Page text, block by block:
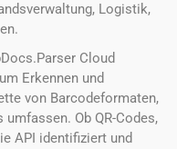
Logistik,
Cloud
Erkennen und
von Barcodeformaten,
Ob QR-Codes,
API identifiziert und